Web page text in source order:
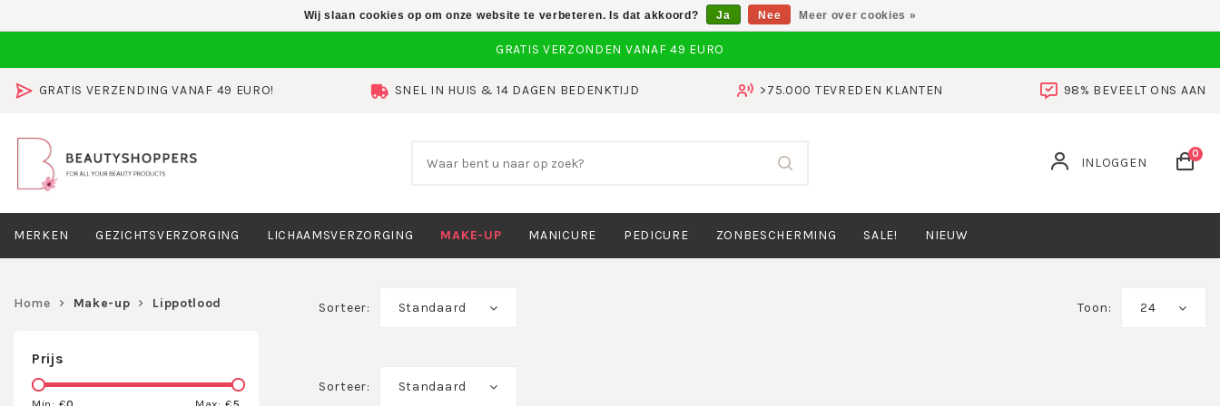
GRATIS VERZENDING VANAF 49 EURO! SNEL IN HUIS & 14 DAGEN BEDENKTIJD >75.000 TEVREDEN KLANTEN 98% BEVEELT ONS AAN
INLOGGEN
0
MERKEN GEZICHTSVERZORGING LICHAAMSVERZORGING MAKE-UP MANICURE PEDICURE ZONBESCHERMING SALE! NIEUW
Home Make-up Lippotlood
Prijs
Sorteer: Standaard Toon: 24
Sorteer: Standaard
Wij slaan cookies op om onze website te verbeteren. Is dat akkoord? Ja Nee Meer over cookies »